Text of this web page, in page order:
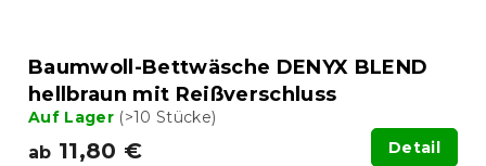
Baumwoll-Bettwäsche DENYX BLEND
hellbraun mit Reißverschluss
Auf Lager (>10 Stücke)
ab 11,80 € Detail